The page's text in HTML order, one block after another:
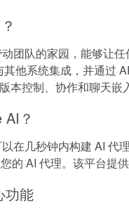
团队的家园，能够让
他系统集成，并通过
本控制、协作和聊天嵌
？
在几秒钟内构建 AI 代
的 AI 代理。该平台提
功能